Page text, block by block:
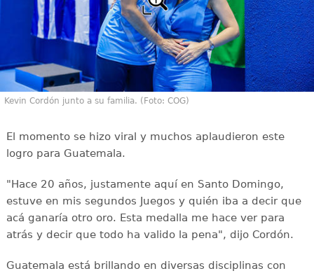
Kevin Cordón junto a su familia. (Foto: COG)
El momento se hizo viral y muchos aplaudieron este
logro para Guatemala.
"Hace 20 años, justamente aquí en Santo Domingo,
estuve en mis segundos Juegos y quién iba a decir que
acá ganaría otro oro. Esta medalla me hace ver para
atrás y decir que todo ha valido la pena", dijo Cordón.
Guatemala está brillando en diversas disciplinas con